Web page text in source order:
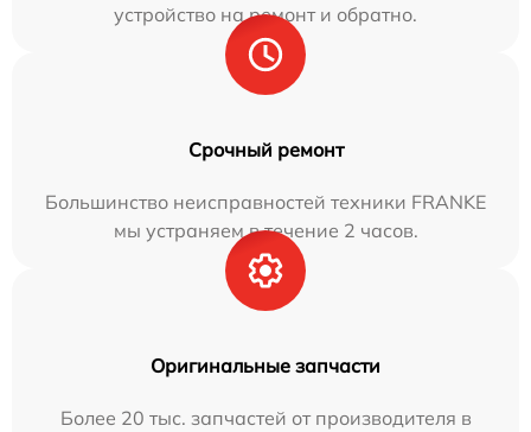
устройство на ремонт и обратно.
Срочный ремонт
Большинство неисправностей техники FRANKE
мы устраняем в течение 2 часов.
Оригинальные запчасти
Более 20 тыс. запчастей от производителя в